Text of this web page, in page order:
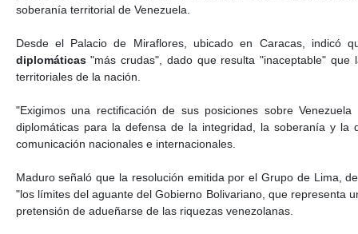
soberanía territorial de Venezuela.
Desde el Palacio de Miraflores, ubicado en Caracas,
diplomáticas"más crudas", dado que resulta "inaceptable" que
territoriales de la nación.
"Exigimos una rectificación de sus posiciones sobre
diplomáticas para la defensa de la integridad, la soberanía y la
comunicación nacionales e internacionales.
Maduro señaló que la resolución emitida por el Grupo de Lima,
"los límites del aguante del Gobierno Bolivariano, que representa
pretensión de adueñarse de las riquezas venezolanas.